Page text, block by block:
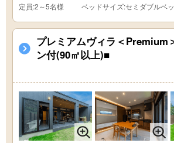
定員:2～5名様 ベッドサイズ:セミダブルベ
プレミアムヴィラ＜Premium
ン付(90㎡以上)■